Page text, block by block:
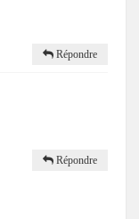
Répondre
Répondre